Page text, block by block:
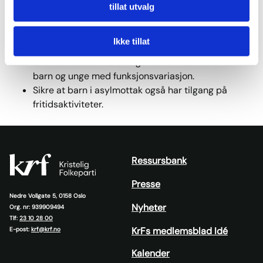
tillat utvalg
Ikke tillat
Innføre et fritidskort for alle barn mellom 6 og18 år.
skal være på opptil 3000 kr. per person.
barn og unge med funksjonsvariasjon.
Sikre at barn i asylmottak også har tilgang på
fritidsaktiviteter.
Nedre Vollgate 5, 0158 Oslo
Org. nr: 939909494
Tlf: 23 10 28 00
E-post: krf@krf.no
Ressursbank
Presse
Nyheter
KrFs medlemsblad Idé
Kalender